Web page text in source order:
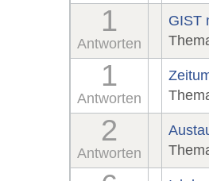
1
Antworten
GIST
1
Antworten
2
Antworten